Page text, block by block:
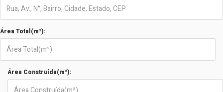
Área Total(m²):
Área Construída(m²):